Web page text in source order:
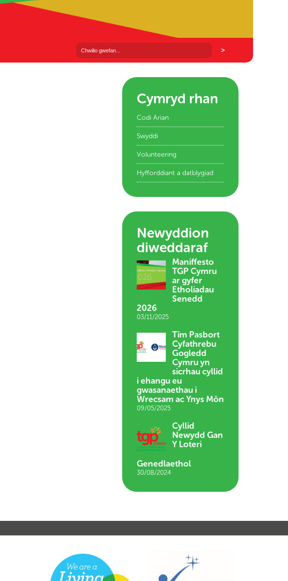
Cymryd rhan
Codi Arian
Swyddi
Volunteering
Hyfforddiant a datblygiad
Newyddion
diweddaraf
Maniffesto
TGP Cymru
ar gyfer
Etholiadau
Senedd
2026
03/11/2025
Tîm Pasbort
Cyfathrebu
Gogledd
Cymru yn
sicrhau cyllid
i ehangu eu
gwasanaethau i
Wrecsam ac Ynys Môn
09/05/2025
Cyllid
Newydd Gan
Y Loteri
Genedlaethol
30/08/2024